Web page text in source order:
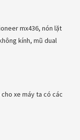
mx436, nón lặt
kính, mũ dual
xe máy ta có các